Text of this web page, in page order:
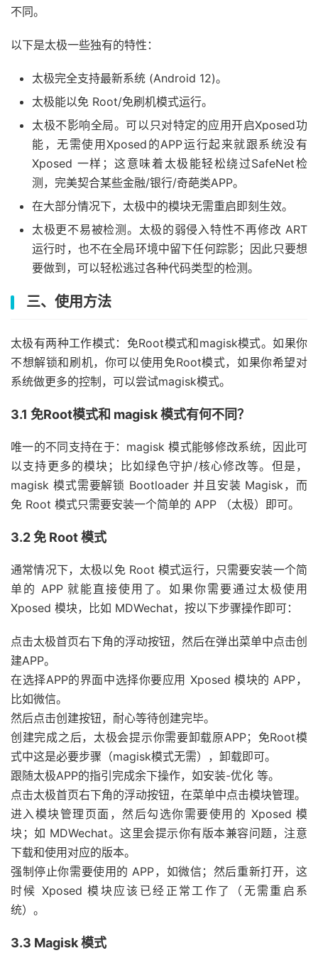
不同。
以下是太极一些独有的特性：
太极完全支持最新系统 (Android 12)。
太极能以免 Root/免刷机模式运行。
太极不影响全局。可以只对特定的应用开启Xposed功
能，无需使用Xposed的APP运行起来就跟系统没有
Xposed 一样；这意味着太极能轻松绕过SafeNet检
测，完美契合某些金融/银行/奇葩类APP。
在大部分情况下，太极中的模块无需重启即刻生效。
太极更不易被检测。太极的弱侵入特性不再修改 ART
运行时，也不在全局环境中留下任何踪影；因此只要想
要做到，可以轻松逃过各种代码类型的检测。
三、使用方法
太极有两种工作模式：免Root模式和magisk模式。如果你
不想解锁和刷机，你可以使用免Root模式，如果你希望对
系统做更多的控制，可以尝试magisk模式。
3.1 免Root模式和 magisk 模式有何不同？
唯一的不同支持在于：magisk 模式能够修改系统，因此可
以支持更多的模块；比如绿色守护/核心修改等。但是，
magisk 模式需要解锁 Bootloader 并且安装 Magisk，而
免 Root 模式只需要安装一个简单的 APP （太极）即可。
3.2 免 Root 模式
通常情况下，太极以免 Root 模式运行，只需要安装一个简
单的 APP 就能直接使用了。如果你需要通过太极使用
Xposed 模块，比如 MDWechat，按以下步骤操作即可：
点击太极首页右下角的浮动按钮，然后在弹出菜单中点击创
建APP。
在选择APP的界面中选择你要应用 Xposed 模块的 APP，
比如微信。
然后点击创建按钮，耐心等待创建完毕。
创建完成之后，太极会提示你需要卸载原APP；免Root模
式中这是必要步骤（magisk模式无需），卸载即可。
跟随太极APP的指引完成余下操作，如安装-优化 等。
点击太极首页右下角的浮动按钮，在菜单中点击模块管理。
进入模块管理页面，然后勾选你需要使用的 Xposed 模
块；如 MDWechat。这里会提示你有版本兼容问题，注意
下载和使用对应的版本。
强制停止你需要使用的 APP，如微信；然后重新打开，这
时候 Xposed 模块应该已经正常工作了（无需重启系
统）。
3.3 Magisk 模式